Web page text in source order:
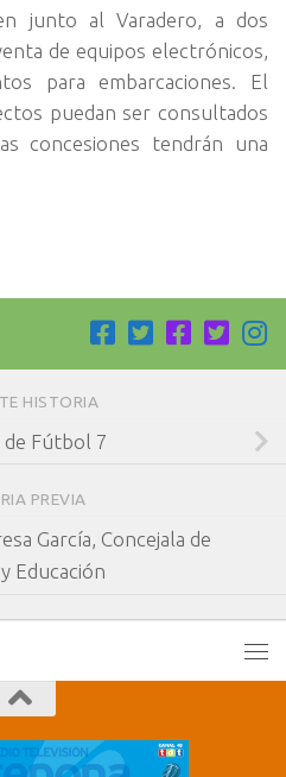
junto al Varadero, a dos
de equipos electrónicos,
para embarcaciones. El
puedan ser consultados
concesiones tendrán una
HISTORIA
Fútbol 7
PREVIA
García, Concejala de
Educación